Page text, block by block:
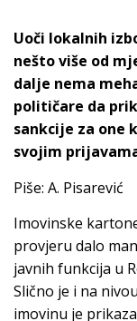
Uoči lokalnih
nešto više od
dalje nema
političare da
sankcije za one
svojim
Piše: A. Pisarević
Imovinske
provjeru dalo
javnih funkcija u
Slično je i na
imovinu je